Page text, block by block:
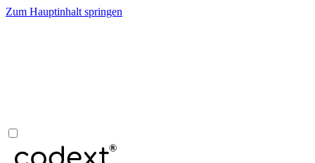
Zum Hauptinhalt springen